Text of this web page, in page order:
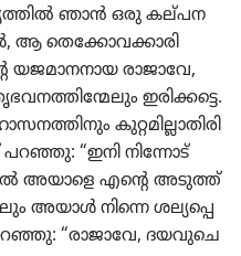
ഞാൻ ഒരു കല്‌പന
ആ തെക്കോ​വ​ക്കാ​രി
യജമാ​ന​നായ രാജാവേ,
ഇരിക്കട്ടെ.
കുറ്റമി​ല്ലാ​തി​രി​
“ഇനി നിന്നോ​ട്‌
അയാളെ എന്റെ അടുത്ത്‌
അയാൾ നിന്നെ ശല്യ​പ്പെ​
“രാജാവേ, ദയവുചെ​